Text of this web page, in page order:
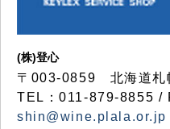
(株)登心
〒003-0859 北海道札
TEL：011-879-8855 /
shin@wine.plala.or.jp